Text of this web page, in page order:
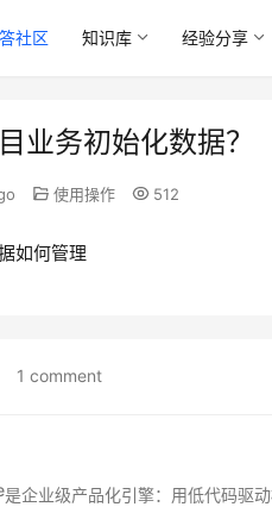
社区 知识库 经验分享
业务初始化数据？
使用操作 512
如何管理
1 comment
是企业级产品化引擎：用低代码驱